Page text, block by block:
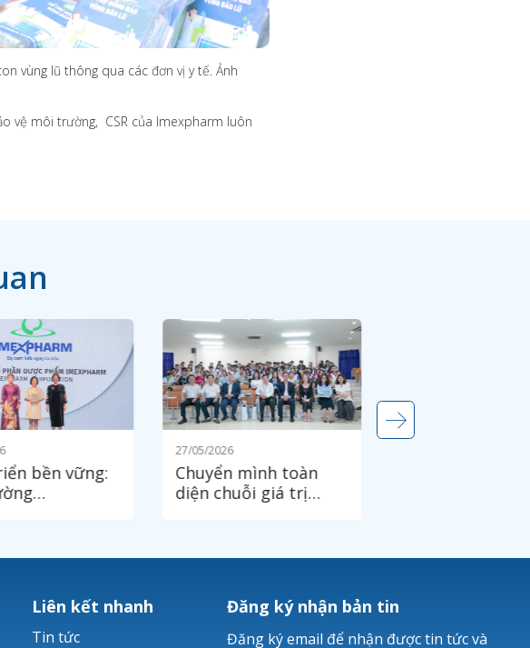
vùng lũ thông qua các đơn vị y tế. Ảnh
vệ môi trường, CSR của Imexpharm luôn
bền vững:
27/05/2026
Chuyển mình toàn
diện chuỗi giá trị
Liên kết nhanh
Tin tức
Đăng ký nhận bản tin
Đăng ký email để nhận được tin tức và